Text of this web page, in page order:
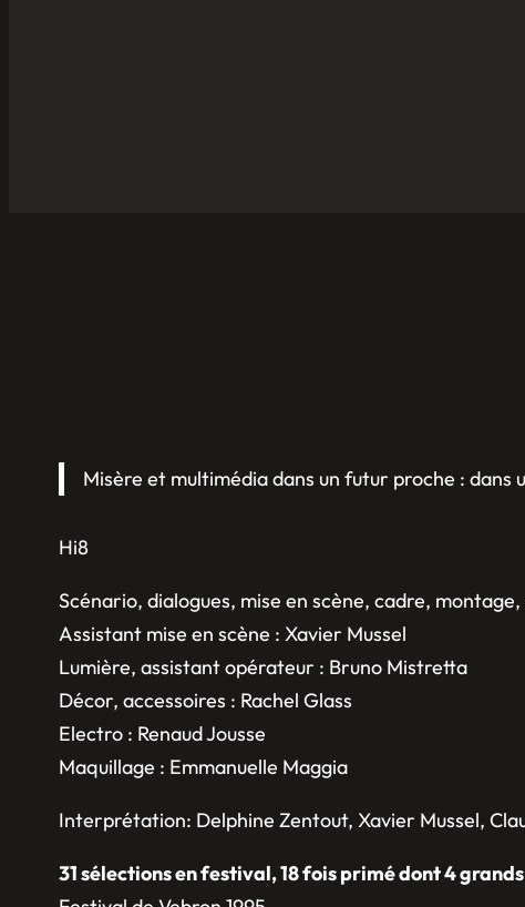
Misère et multimédia dans un futur proche :
Hi8
Scénario, dialogues, mise en scène, cadre, montage,
Assistant mise en scène : Xavier Mussel
Lumière, assistant opérateur : Bruno Mistretta
Décor, accessoires : Rachel Glass
Electro : Renaud Jousse
Maquillage : Emmanuelle Maggia
Interprétation: Delphine Zentout, Xavier Mussel,
31 sélections en festival, 18 fois primé dont 4